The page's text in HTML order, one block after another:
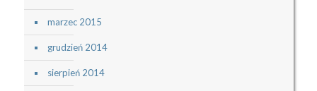
marzec 2015
grudzień 2014
sierpień 2014